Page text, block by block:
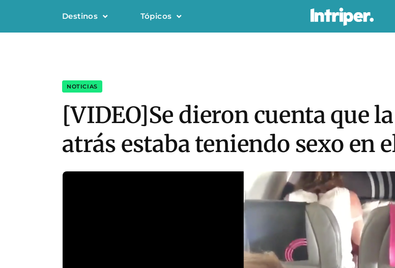
Destinos Tópicos
NOTICIAS
[VIDEO]Se dieron cuenta que
atrás estaba teniendo sexo en